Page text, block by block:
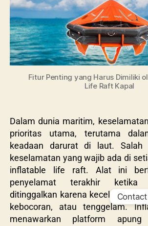
Fitur Penting yang Harus Dimiliki
Life Raft Kapal
Dalam dunia maritim,
prioritas utama, terutama
keadaan darurat di laut. Salah
keselamatan yang wajib ada di
inflatable life raft. Alat ini
penyelamat terakhir
ditinggalkan karena kecelakaan
kebocoran, atau tenggelam.
menawarkan platform